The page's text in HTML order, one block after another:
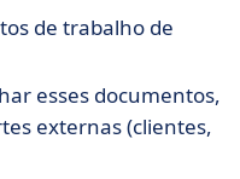
de trabalho de
esses documentos,
externas (clientes,